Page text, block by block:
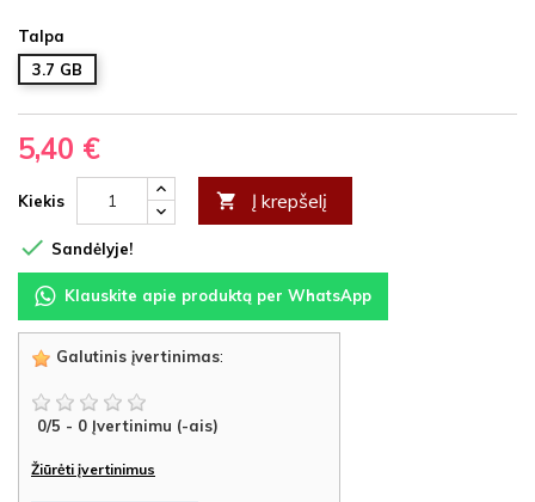
Talpa
3.7 GB
5,40 €
Kiekis  Į krepšelį
 Sandėlyje!
Klauskite apie produktą per WhatsApp
Galutinis įvertinimas:
0/5 - 0 Įvertinimu (-ais)
Žiūrėti įvertinimus